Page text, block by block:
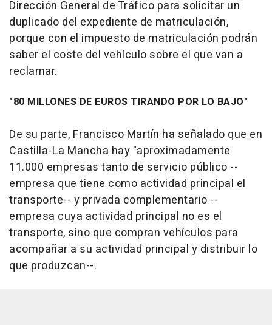
Dirección General de Tráfico para solicitar un
duplicado del expediente de matriculación,
porque con el impuesto de matriculación podrán
saber el coste del vehículo sobre el que van a
reclamar.
"80 MILLONES DE EUROS TIRANDO POR LO BAJO"
De su parte, Francisco Martín ha señalado que en
Castilla-La Mancha hay "aproximadamente
11.000 empresas tanto de servicio público --
empresa que tiene como actividad principal el
transporte-- y privada complementario --
empresa cuya actividad principal no es el
transporte, sino que compran vehículos para
acompañar a su actividad principal y distribuir lo
que produzcan--.